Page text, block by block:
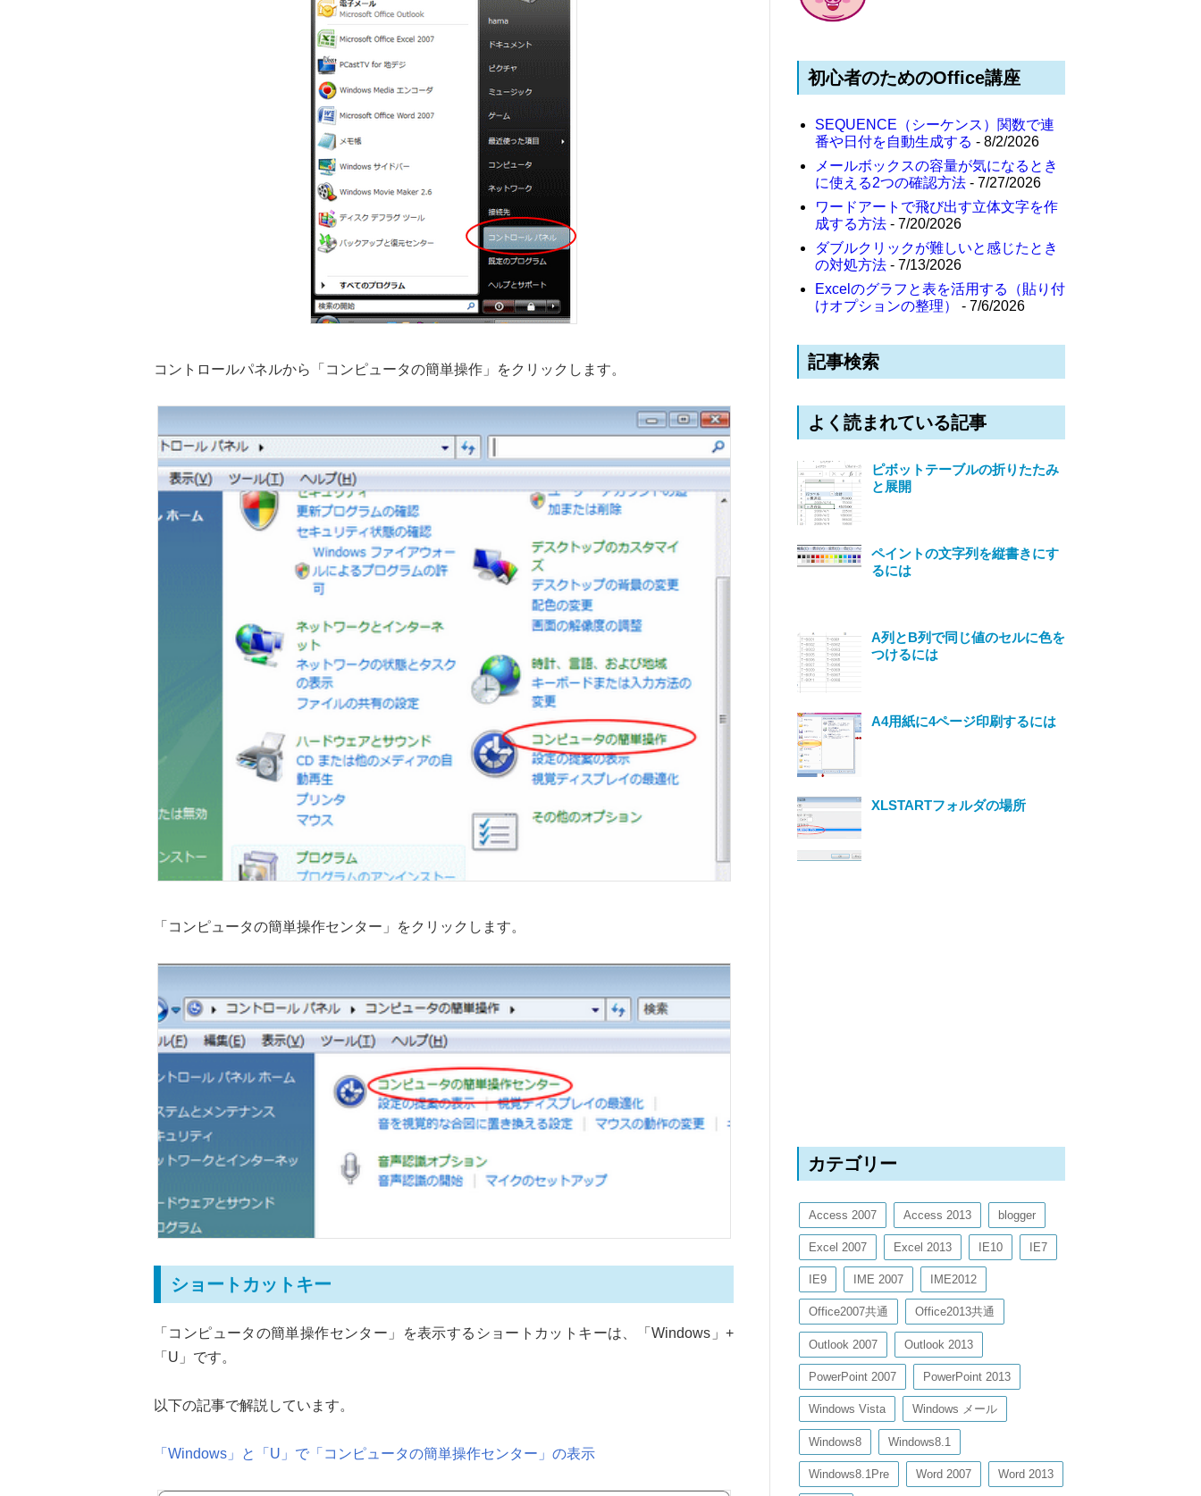
コントロールパネルから「コンピュータの簡単操作」をクリックします。
「コンピュータの簡単操作センター」をクリックします。
ショートカットキー
「コンピュータの簡単操作センター」を表示するショートカットキーは、「Windows」+
「U」です。
以下の記事で解説しています。
「Windows」と「U」で「コンピュータの簡単操作センター」の表示
初心者のためのOffice講座
SEQUENCE（シーケンス）関数で連
番や日付を自動生成する - 8/2/2026
メールボックスの容量が気になるとき
に使える2つの確認方法 - 7/27/2026
ワードアートで飛び出す立体文字を作
成する方法 - 7/20/2026
ダブルクリックが難しいと感じたとき
の対処方法 - 7/13/2026
Excelのグラフと表を活用する（貼り付
けオプションの整理）
- 7/6/2026
記事検索
よく読まれている記事
ピボットテーブルの折りたたみ
と展開
ペイントの文字列を縦書きにす
るには
A列とB列で同じ値のセルに色を
つけるには
A4用紙に4ページ印刷するには
XLSTARTフォルダの場所
カテゴリー
Access 2007 Access 2013 blogger
Excel 2007 Excel 2013 IE10 IE7
IE9 IME 2007 IME2012
Office2007共通 Office2013共通
Outlook 2007 Outlook 2013
PowerPoint 2007 PowerPoint 2013
Windows Vista Windows メール
Windows8 Windows8.1
Windows8.1Pre Word 2007 Word 2013